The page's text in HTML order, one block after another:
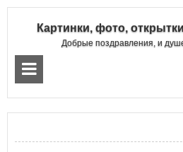
Картинки, фото,
Добрые поздравления, и